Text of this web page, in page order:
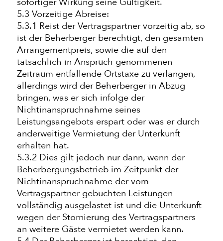
5.3 Vorzeitige Abreise:
5.3.1 Reist der Vertragspartner vorzeitig ab, so
ist der Beherberger berechtigt, den gesamten
Arrangementpreis, sowie die auf den
tatsächlich in Anspruch genommenen
Zeitraum entfallende Ortstaxe zu verlangen,
allerdings wird der Beherberger in Abzug
bringen, was er sich infolge der
Nichtinanspruchnahme seines
Leistungsangebots erspart oder was er durch
anderweitige Vermietung der Unterkunft
erhalten hat.
5.3.2 Dies gilt jedoch nur dann, wenn der
Beherbergungsbetrieb im Zeitpunkt der
Nichtinanspruchnahme der vom
Vertragspartner gebuchten Leistungen
vollständig ausgelastet ist und die Unterkunft
wegen der Stornierung des Vertragspartners
an weitere Gäste vermietet werden kann.